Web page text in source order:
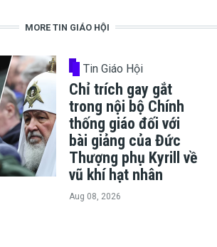
MORE TIN GIÁO HỘI
Tin Giáo Hội
Chỉ trích gay gắt
trong nội bộ Chính
thống giáo đối với
bài giảng của Đức
Thượng phụ Kyrill về
vũ khí hạt nhân
Aug 08, 2026